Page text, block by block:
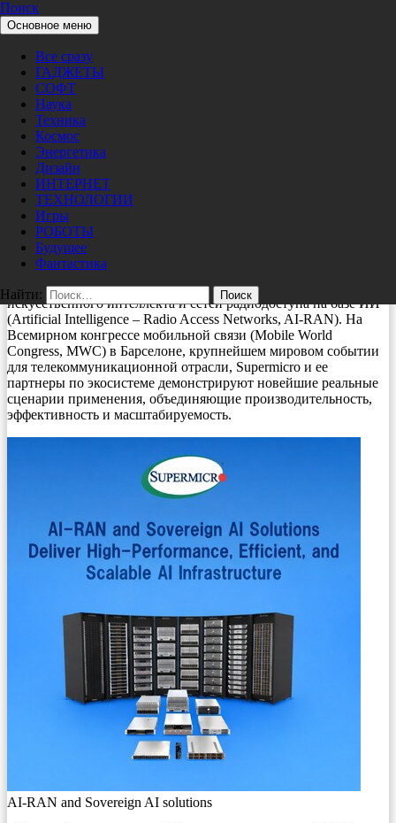
Перейти к содержимому
Pro/Hi-Tech
Поиск
Основное меню
Все сразу
ГАДЖЕТЫ
СОФТ
Наука
Техника
Космос
Энергетика
Дизайн
ИНТЕРНЕТ
ТЕХНОЛОГИИ
Игры
РОБОТЫ
Будущее
Фантастика
Найти:
ТЕХНОЛОГИИ
Supermicro расширяет поддержку
решений для AI-RAN и суверенного
ИИ с целью создания эффективной и
масштабируемой инфраструктуры ИИ
03/02/2026 nat
Компания Supermicro, Inc., поставщик комплексных ИТ-
решений для искусственного интеллекта и машинного
обучения (AI/ML), высокопроизводительных вычислений
(HPC), облачных вычислений, систем хранения данных и
5G/Edge, объявляет о расширенной поддержке
инфраструктурных решений для платформ суверенного
искусственного интеллекта и сетей радиодоступа на базе ИИ
(Artificial Intelligence – Radio Access Networks, AI-RAN). На
Всемирном конгрессе мобильной связи (Mobile World
Congress, MWC) в Барселоне, крупнейшем мировом событии
для телекоммуникационной отрасли, Supermicro и ее
партнеры по экосистеме демонстрируют новейшие реальные
сценарии применения, объединяющие производительность,
эффективность и масштабируемость.
AI-RAN and Sovereign AI solutions